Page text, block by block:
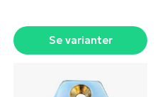
Se varianter